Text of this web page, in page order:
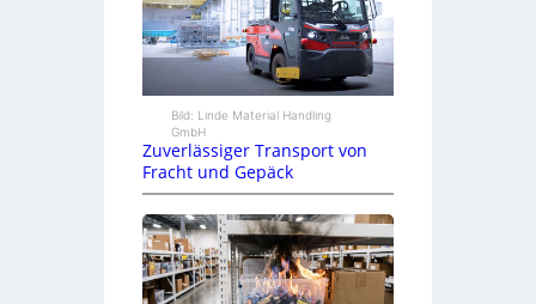
Bild: Linde Material Handling
GmbH
Zuverlässiger Transport von
Fracht und Gepäck